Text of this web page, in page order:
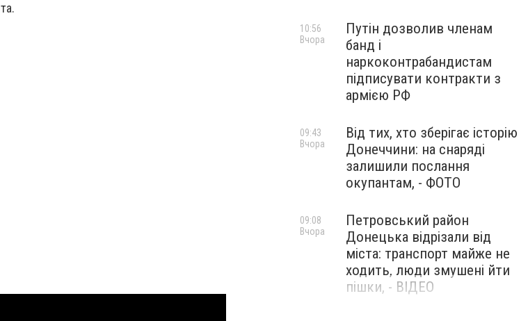
Путін дозволив членам
банд і
наркоконтрабандистам
підписувати контракти з
армією РФ
10:56
Вчора
Від тих, хто зберігає історію
Донеччини: на снаряді
залишили послання
окупантам, - ФОТО
09:43
Вчора
Петровський район
Донецька відрізали від
міста: транспорт майже не
ходить, люди змушені йти
пішки, - ВІДЕО
09:08
Вчора